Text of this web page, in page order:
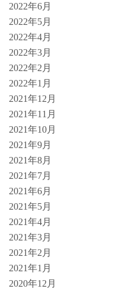
2022年6月
2022年5月
2022年4月
2022年3月
2022年2月
2022年1月
2021年12月
2021年11月
2021年10月
2021年9月
2021年8月
2021年7月
2021年6月
2021年5月
2021年4月
2021年3月
2021年2月
2021年1月
2020年12月